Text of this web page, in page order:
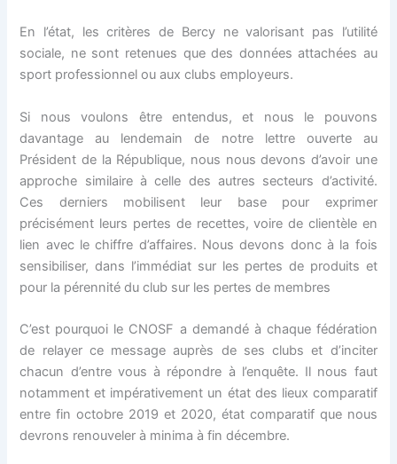
En l’état, les critères de Bercy ne valorisant pas l’utilité
sociale, ne sont retenues que des données attachées au
sport professionnel ou aux clubs employeurs.
Si nous voulons être entendus, et nous le pouvons
davantage au lendemain de notre lettre ouverte au
Président de la République, nous nous devons d’avoir une
approche similaire à celle des autres secteurs d’activité.
Ces derniers mobilisent leur base pour exprimer
précisément leurs pertes de recettes, voire de clientèle en
lien avec le chiffre d’affaires. Nous devons donc à la fois
sensibiliser, dans l’immédiat sur les pertes de produits et
pour la pérennité du club sur les pertes de membres
C’est pourquoi le CNOSF a demandé à chaque fédération
de relayer ce message auprès de ses clubs et d’inciter
chacun d’entre vous à répondre à l’enquête. Il nous faut
notamment et impérativement un état des lieux comparatif
entre fin octobre 2019 et 2020, état comparatif que nous
devrons renouveler à minima à fin décembre.